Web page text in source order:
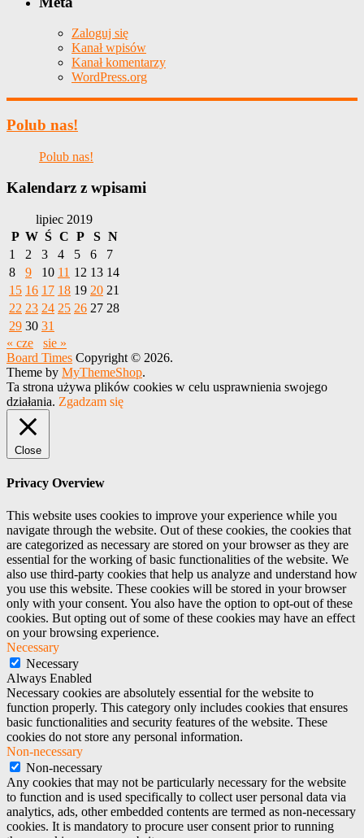
Zaloguj się
Kanał wpisów
Kanał komentarzy
WordPress.org
Polub nas!
Polub nas!
Kalendarz z wpisami
lipiec 2019
P W Ś C P S N
1
2 3 4 5 6
7
8
9 10 11 12 13 14
15 16 17 18 19 20 21
22 23 24 25 26 27 28
29 30 31
« cze
sie »
Board Times Copyright © 2026.
Theme by MyThemeShop.
Ta strona używa plików cookies w celu usprawnienia swojego
działania. Zgadzam się
Close
Privacy Overview
This website uses cookies to improve your experience while you
navigate through the website. Out of these cookies, the cookies that
are categorized as necessary are stored on your browser as they are
essential for the working of basic functionalities of the website. We
also use third-party cookies that help us analyze and understand how
you use this website. These cookies will be stored in your browser
only with your consent. You also have the option to opt-out of these
cookies. But opting out of some of these cookies may have an effect
on your browsing experience.
Necessary
Necessary
Always Enabled
Necessary cookies are absolutely essential for the website to
function properly. This category only includes cookies that ensures
basic functionalities and security features of the website. These
cookies do not store any personal information.
Non-necessary
Non-necessary
Any cookies that may not be particularly necessary for the website
to function and is used specifically to collect user personal data via
analytics, ads, other embedded contents are termed as non-necessary
cookies. It is mandatory to procure user consent prior to running